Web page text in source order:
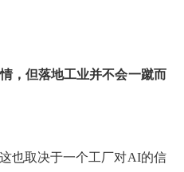
，但落地工业并不会一蹴而
也取决于一个工厂对AI的信